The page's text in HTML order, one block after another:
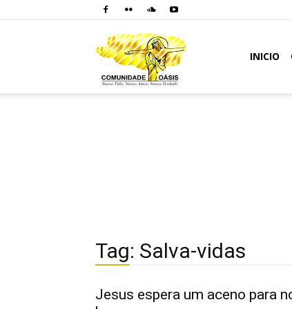
INICIO
Tag: Salva-vidas
Jesus espera um aceno para